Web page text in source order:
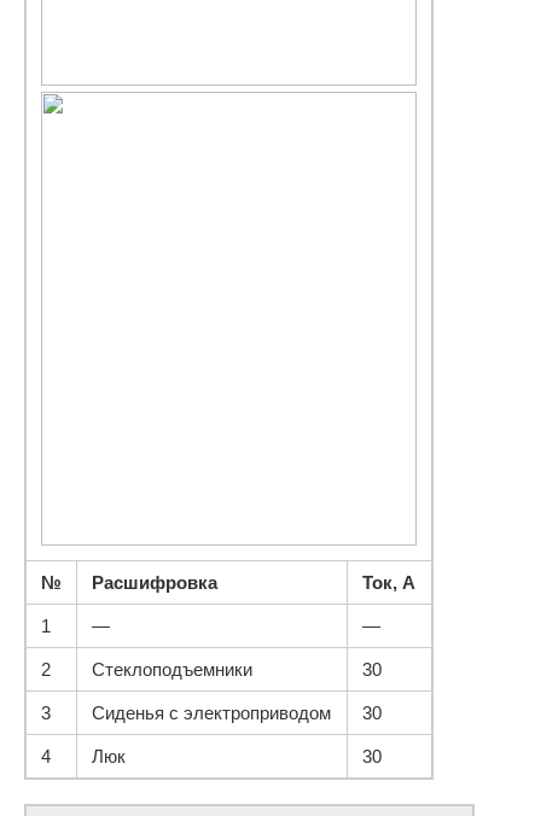
№ Расшифровка Ток, А
1 — —
2 Стеклоподъемники 30
3 Сиденья с электроприводом 30
4 Люк 30